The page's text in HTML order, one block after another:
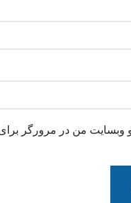
و وبسایت من در مرورگر